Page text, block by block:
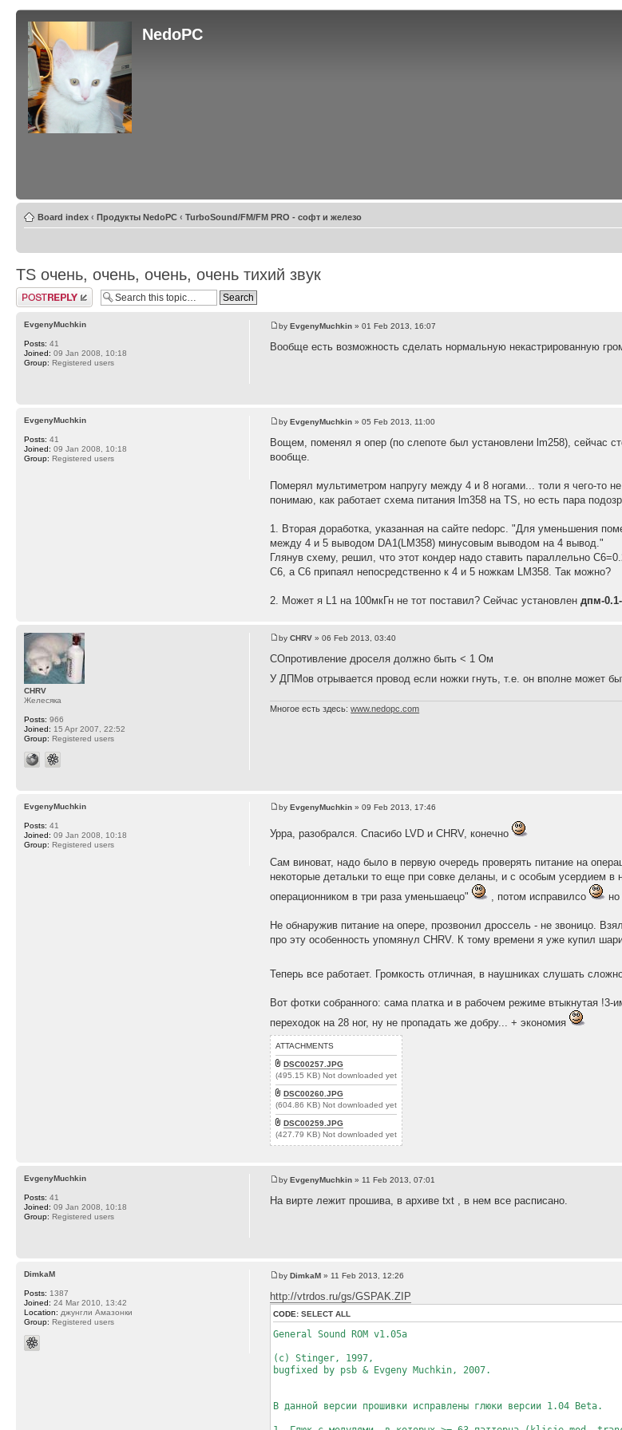
NedoPC
Board index ‹ Продукты NedoPC ‹ TurboSound/FM/FM PRO - софт и железо
TS очень, очень, очень, очень тихий звук
Post a reply
byEvgenyMuchkin » 01 Feb 2013, 16:07
Вообще есть возможность сделать нормальную некастрированную
EvgenyMuchkin
Posts: 41
Joined: 09 Jan 2008, 10:18
Group: Registered users
byEvgenyMuchkin » 05 Feb 2013, 11:00
Вощем, поменял я опер (по слепоте был установлени lm258), сейчас
вообще.
Померял мультиметром напругу между 4 и 8 ногами... толи я чего-то
понимаю, как работает схема питания lm358 на TS, но есть пара
1. Вторая доработка, указанная на сайте nedopc. "Для уменьшения
между 4 и 5 выводом DA1(LM358) минусовым выводом на 4 вывод."
Глянув схему, решил, что этот кондер надо ставить параллельно
C6, а C6 припаял непосредственно к 4 и 5 ножкам LM358. Так можно?
2. Может я L1 на 100мкГн не тот поставил? Сейчас установлендпм-
EvgenyMuchkin
Posts: 41
Joined: 09 Jan 2008, 10:18
Group: Registered users
byCHRV » 06 Feb 2013, 03:40
СОпротивление дроселя должно быть < 1 Ом
У ДПМов отрывается провод если ножки гнуть, т.е. он вполне может
Многое есть здесь:www.nedopc.com
CHRV
Желесяка
Posts: 966
Joined: 15 Apr 2007, 22:52
Group: Registered users
byEvgenyMuchkin » 09 Feb 2013, 17:46
Урра, разобрался. Спасибо LVD и CHRV, конечно
Сам виноват, надо было в первую очередь проверять питание на
некоторые детальки то еще при совке деланы, и с особым усердием
операционником в три раза уменьшаецо"
, потом исправилсо
Не обнаружив питание на опере, прозвонил дроссель - не звоницо.
про эту особенность упомянул CHRV. К тому времени я уже купил
Теперь все работает. Громкость отличная, в наушниках слушать
Вот фотки собранного: сама платка и в рабочем режиме втыкнутая !3-
переходок на 28 ног, ну не пропадать же добру... + экономия
ATTACHMENTS
DSC00257.JPG
(495.15 KB) Not downloaded yet
DSC00260.JPG
(604.86 KB) Not downloaded yet
DSC00259.JPG
(427.79 KB) Not downloaded yet
EvgenyMuchkin
Posts: 41
Joined: 09 Jan 2008, 10:18
Group: Registered users
byEvgenyMuchkin » 11 Feb 2013, 07:01
На вирте лежит прошива, в архиве txt , в нем все расписано.
EvgenyMuchkin
Posts: 41
Joined: 09 Jan 2008, 10:18
Group: Registered users
byDimkaM » 11 Feb 2013, 12:26
http://vtrdos.ru/gs/GSPAK.ZIP
CODE:SELECT ALL
General Sound ROM v1.05a
(с) Stinger, 1997,
bugfixed by psb & Evgeny Muchkin, 2007.
В данной версии прошивки исправлены глюки версии 1.04 Beta.
DimkaM
Posts: 1387
Joined: 24 Mar 2010, 13:42
Location: джунгли Амазонки
Group: Registered users